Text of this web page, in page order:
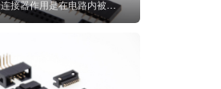
排母连接器Female Header，排母连接器作用是在电路内被阻断处或孤立不通...